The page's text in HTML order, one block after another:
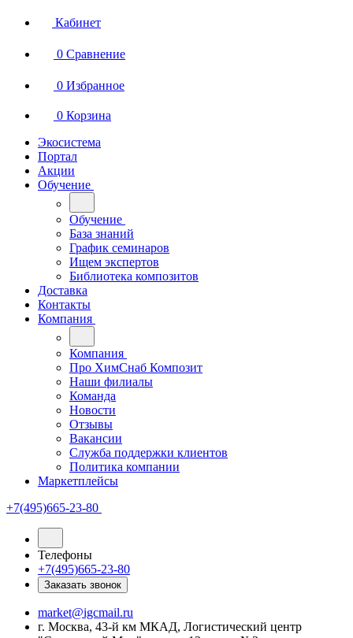
Кабинет
0 Сравнение
0 Избранное
0 Корзина
Экосистема
Портал
Акции
Обучение
Обучение
База знаний
График семинаров
Ищем экспертов
Библиотека композитов
Доставка
Контакты
Компания
Компания
Про ХимСнаб Композит
Наши филиалы
Команда
Новости
Отзывы
Вакансии
Служба поддержки клиентов
Политика компании
Маркетплейсы
+7(495)665-23-80
Телефоны
+7(495)665-23-80
Заказать звонок
market@igcmail.ru
г. Москва, 43-й км МКАД, Логистический центр